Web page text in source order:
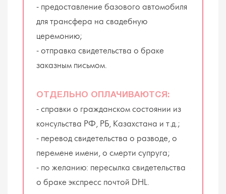
- предоставление базового автомобиля
для трансфера на свадебную
церемонию;
- отправка свидетельства о браке
заказным письмом.
ОТДЕЛЬНО ОПЛАЧИВАЮТСЯ:
- справки о гражданском состоянии из
консульства РФ, РБ, Казахстана и т.д.;
- перевод свидетельства о разводе, о
перемене имени, о смерти супруга;
- по желанию: пересылка свидетельства
о браке экспресс почтой DHL.